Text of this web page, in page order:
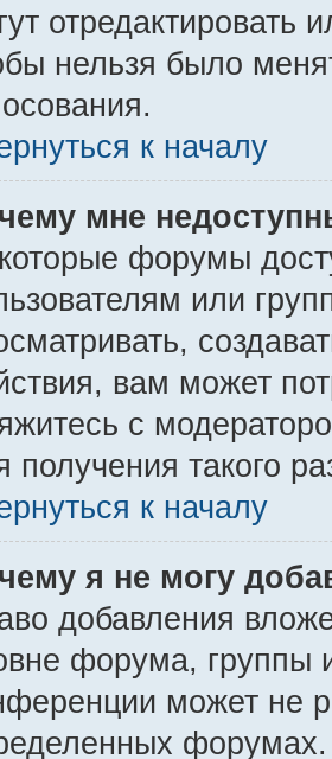
отредактировать
нельзя было
к началу
мне
форумы
или
вам может
с
получения такого
к началу
я не могу
добавления
форума, группы
может не